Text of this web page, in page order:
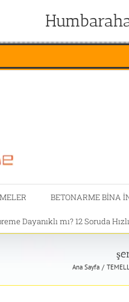
BETONARME BİNA
Dayanıklı mı? 12 Soruda
Ana Sayfa